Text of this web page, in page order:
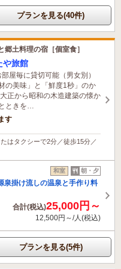
プランを見る(40件)
土料理の宿［個室食］
旅館
屋毎に貸切可能（男女別）
の美味」と「鮮度1秒」のか
正から昭和の木造建築の懐か
とときを…
す
はタクシーで2分／徒歩15分／
和室 朝・夕
泉掛け流しの温泉と手作り料
合計(税込)25,000円～
12,500円～/人(税込)
プランを見る(5件)